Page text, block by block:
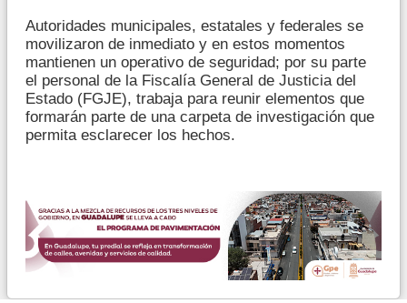
Autoridades municipales, estatales y federales se
movilizaron de inmediato y en estos momentos
mantienen un operativo de seguridad; por su parte
el personal de la Fiscalía General de Justicia del
Estado (FGJE), trabaja para reunir elementos que
formarán parte de una carpeta de investigación que
permita esclarecer los hechos.